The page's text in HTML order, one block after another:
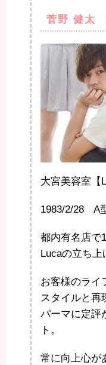
菅野 健太
大宮美容室【
1983/2/28 A
都内有名店で
Lucaの立ち上
お客様のライ
スタイルと再
パーマに定評
ト。
常に向上心が